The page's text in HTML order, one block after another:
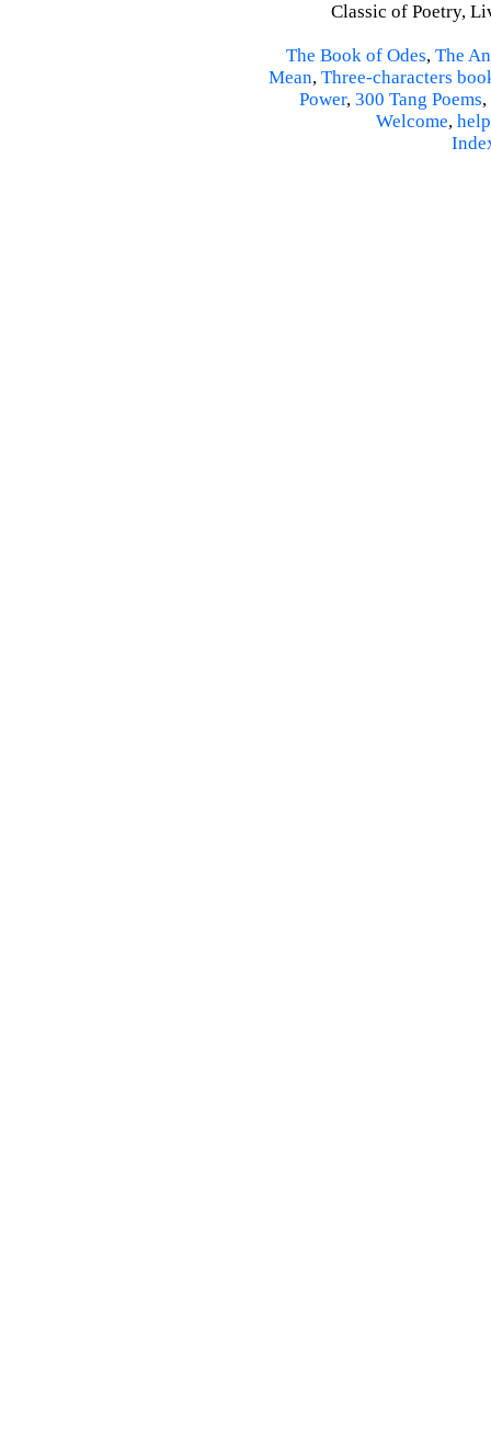
Classic of Poetry,
The Book of Odes, The
Mean, Three-characters
Power, 300 Tang Poems,
Welcome, help